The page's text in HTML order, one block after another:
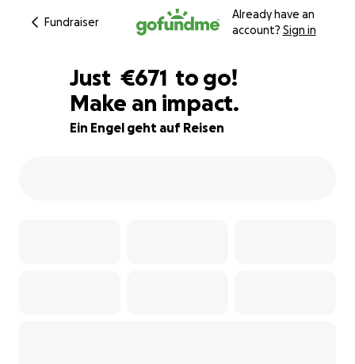
Fundraiser
Already have an
account? Sign in
87% complete
Just €669
€671
€670
€669
to go!
Make an impact.
Ein Engel geht auf Reisen